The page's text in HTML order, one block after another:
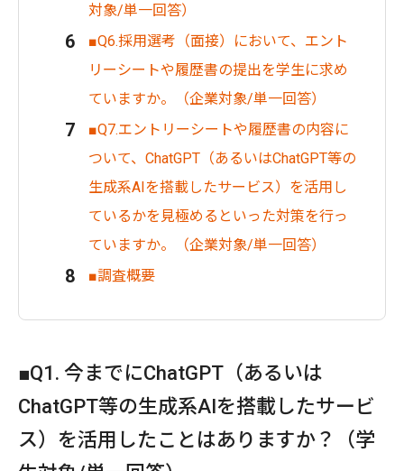
対象/単一回答）
■Q6.採用選考（面接）において、エント
リーシートや履歴書の提出を学生に求め
ていますか。（企業対象/単一回答）
■Q7.エントリーシートや履歴書の内容に
ついて、ChatGPT（あるいはChatGPT等の
生成系AIを搭載したサービス）を活用し
ているかを見極めるといった対策を行っ
ていますか。（企業対象/単一回答）
■調査概要
■Q1. 今までにChatGPT（あるいは
ChatGPT等の生成系AIを搭載したサービ
ス）を活用したことはありますか？（学